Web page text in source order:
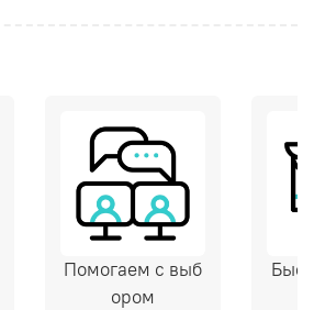
Помогаем с выб
ором